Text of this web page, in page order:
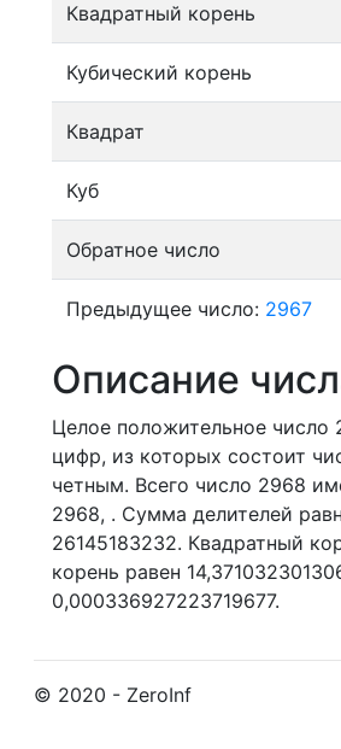
Квадратный корень
Кубический корень
Квадрат
Куб
Обратное число
Предыдущее число: 2967
Описание
Целое положительное число
цифр, из которых состоит
четным. Всего число 2968
2968, . Сумма делителей
26145183232. Квадратный
корень равен
0,000336927223719677.
© 2020 - ZeroInf